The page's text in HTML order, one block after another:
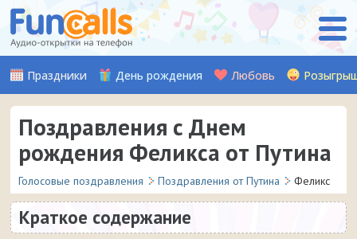
Праздники День рождения Любовь
Поздравления с Днем
рождения Феликса от Путина
Голосовые поздравления Поздравления от Путина Феликс
Краткое содержание